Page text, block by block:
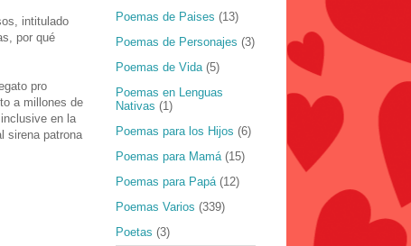
intitulado
por qué
pro
a millones de
en la
sirena patrona
Poemas de Paises (13)
Poemas de Personajes (3)
Poemas de Vida (5)
Poemas en Lenguas
Nativas (1)
Poemas para los Hijos (6)
Poemas para Mamá (15)
Poemas para Papá (12)
Poemas Varios (339)
Poetas (3)